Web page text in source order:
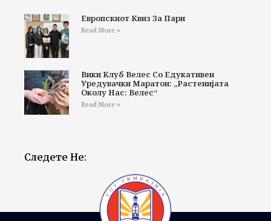
Европскиот Квиз За Пари
Read More »
Вики Клуб Велес Со Едукативен
Уредувачки Маратон: „Растенијата
Околу Нас: Велес“
Read More »
Следете Не: